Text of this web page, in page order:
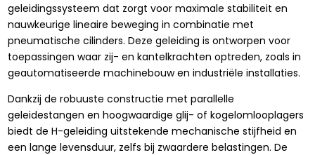
geleidingssysteem dat zorgt voor maximale stabiliteit en
nauwkeurige lineaire beweging in combinatie met
pneumatische cilinders. Deze geleiding is ontworpen voor
toepassingen waar zij- en kantelkrachten optreden, zoals in
geautomatiseerde machinebouw en industriële installaties.
Dankzij de robuuste constructie met parallelle
geleidestangen en hoogwaardige glij- of kogelomlooplagers
biedt de H-geleiding uitstekende mechanische stijfheid en
een lange levensduur, zelfs bij zwaardere belastingen. De